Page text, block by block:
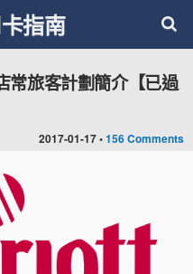
指南
2017-01-17 •156 Comments
旅客計劃簡介【已過